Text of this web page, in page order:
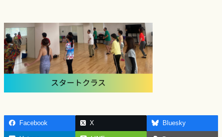
Facebook X Bluesky